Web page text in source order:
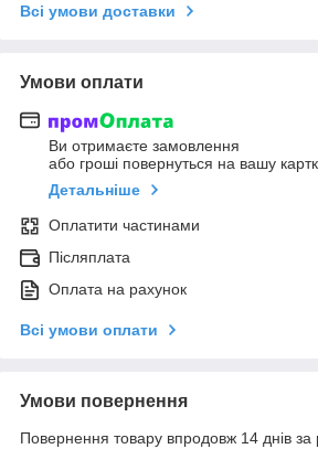
Всі умови доставки
Умови оплати
Ви отримаєте замовлення
або гроші повернуться на вашу
Детальніше
Оплатити частинами
Післяплата
Оплата на рахунок
Всі умови оплати
Умови повернення
Повернення товару впродовж 14 днів за